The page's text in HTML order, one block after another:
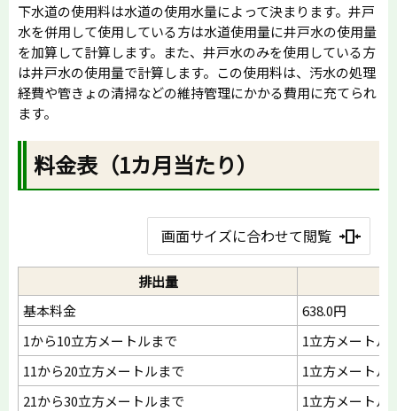
下水道の使用料は水道の使用水量によって決まります。井戸
水を併用して使用している方は水道使用量に井戸水の使用量
を加算して計算します。また、井戸水のみを使用している方
は井戸水の使用量で計算します。この使用料は、汚水の処理
経費や管きょの清掃などの維持管理にかかる費用に充てられ
ます。
料金表（1カ月当たり）
画面サイズに合わせて閲覧
排出量
基本料金
638.0円
1から10立方メートルまで
1立方メートル
11から20立方メートルまで
1立方メートル
21から30立方メートルまで
1立方メートル